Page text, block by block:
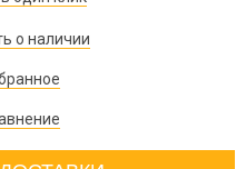
о наличии